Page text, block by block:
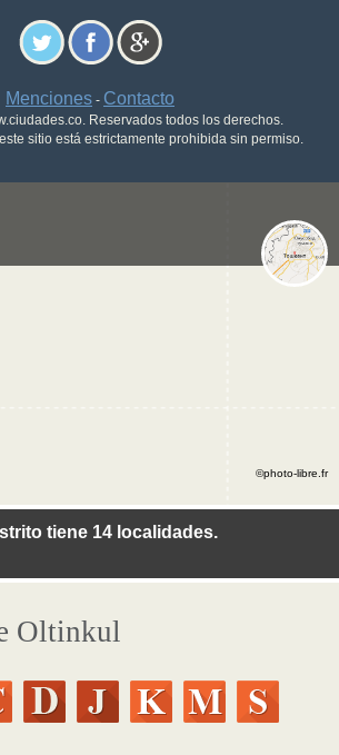
Menciones - Contacto
Reservados todos los derechos.
sitio está estrictamente prohibida sin permiso.
tiene 14 localidades.
©photo-libre.fr
Oltinkul